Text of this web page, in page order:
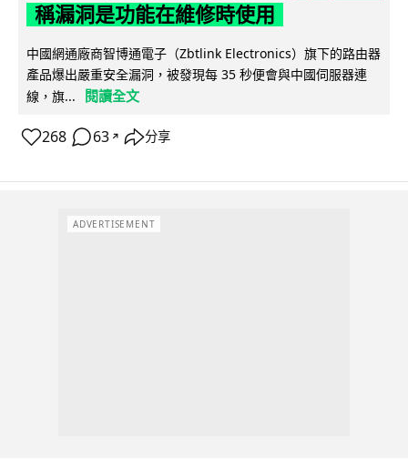
稱漏洞是功能在維修時使用
中國網通廠商智博通電子（Zbtlink Electronics）旗下的路由器
產品爆出嚴重安全漏洞，被發現每 35 秒便會與中國伺服器連
線，旗...
閱讀全文
268 63 ↗ 分享
ADVERTISEMENT